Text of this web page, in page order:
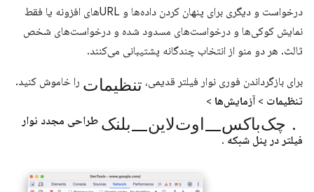
درخواست و دیگری برای پنهان کردن داده‌ها و URLهای افزونه یا فقط
نمایش کوکی‌ها و درخواست‌های مسدود شده و درخواست‌های شخص
ثالث. هر دو منو از انتخاب چندگانه پشتیبانی می‌کنند.
برای بازگرداندن فوری نوار فیلتر قدیمی، تنظیمات را خاموش کنید.
تنظیمات > آزمایش‌ها >
طراحی مجدد نوار
فیلتر در پنل شبکه .